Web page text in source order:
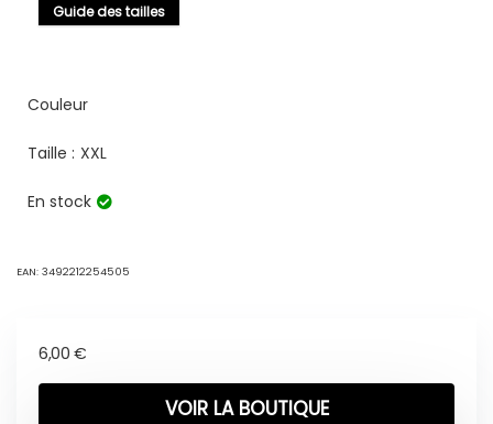
Guide des tailles
Couleur
Taille : XXL
En stock
EAN: 3492212254505
6,00 €
VOIR LA BOUTIQUE